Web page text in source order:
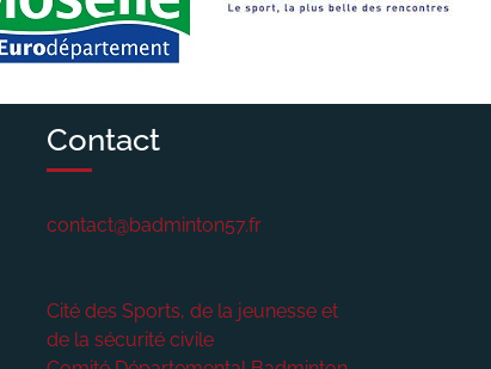
Contact
contact@badminton57.fr
Cité des Sports, de la jeunesse et
de la sécurité civile